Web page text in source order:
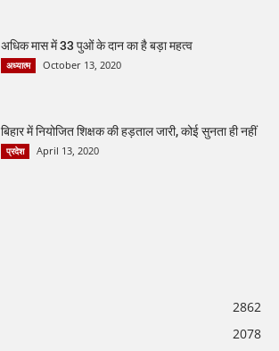
अधिक मास में 33 पुओं के दान का है बड़ा महत्व
अध्यात्म October 13, 2020
बिहार में नियोजित शिक्षक की हड़ताल जारी, कोई सुनता ही नहीं
प्रदेश April 13, 2020
2862
2078